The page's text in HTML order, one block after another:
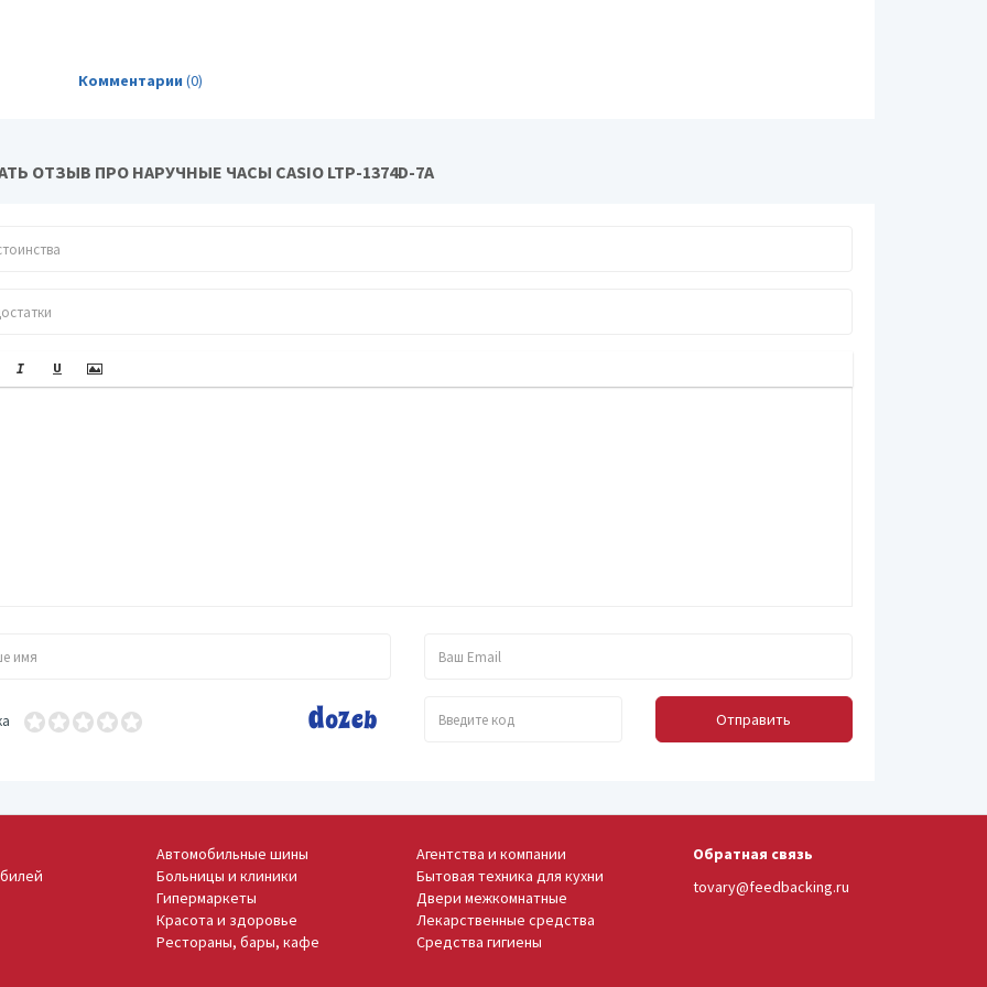
Комментарии (0)
ОТЗЫВ ПРО НАРУЧНЫЕ ЧАСЫ CASIO LTP-1374D-7A
Отправить
Автомобильные шины
Агентства и компании
Больницы и клиники
Бытовая техника для кухни
Гипермаркеты
Двери межкомнатные
Красота и здоровье
Лекарственные средства
Рестораны, бары, кафе
Средства гигиены
Обратная связь
tovary@feedbacking.ru